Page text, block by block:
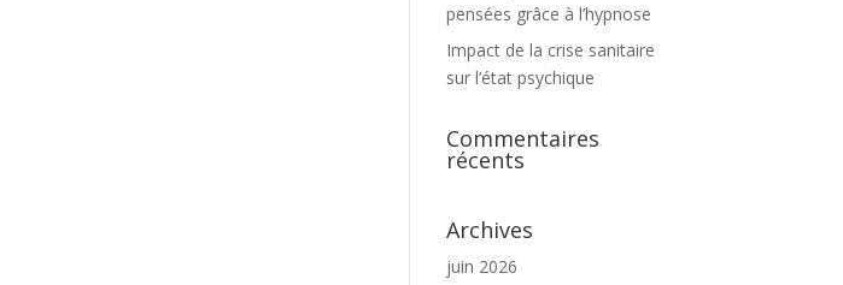
pensées grâce à l’hypnose
Impact de la crise sanitaire
sur l’état psychique
Commentaires
récents
Archives
juin 2026